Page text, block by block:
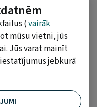
(vairāk
mūsu vietni, jūs
Jūs varat mainīt
jebkurā